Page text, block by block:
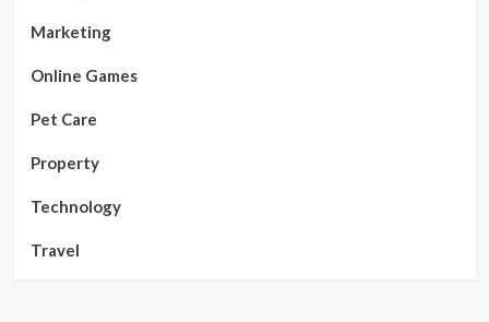
Marketing
Online Games
Pet Care
Property
Technology
Travel